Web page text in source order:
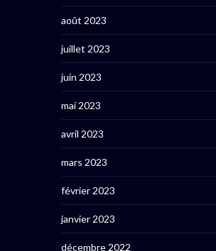
août 2023
juillet 2023
juin 2023
mai 2023
avril 2023
mars 2023
février 2023
janvier 2023
décembre 2022